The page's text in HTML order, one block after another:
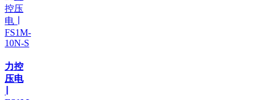
力控
压电